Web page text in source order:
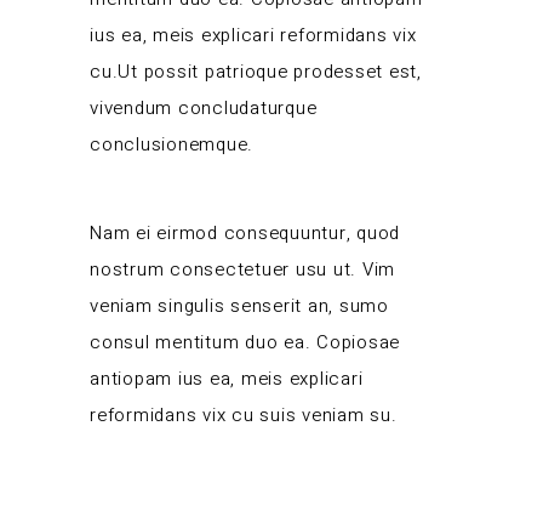
ius ea, meis explicari reformidans vix
cu.Ut possit patrioque prodesset est,
vivendum concludaturque
conclusionemque.
Nam ei eirmod consequuntur, quod
nostrum consectetuer usu ut. Vim
veniam singulis senserit an, sumo
consul mentitum duo ea. Copiosae
antiopam ius ea, meis explicari
reformidans vix cu suis veniam su.